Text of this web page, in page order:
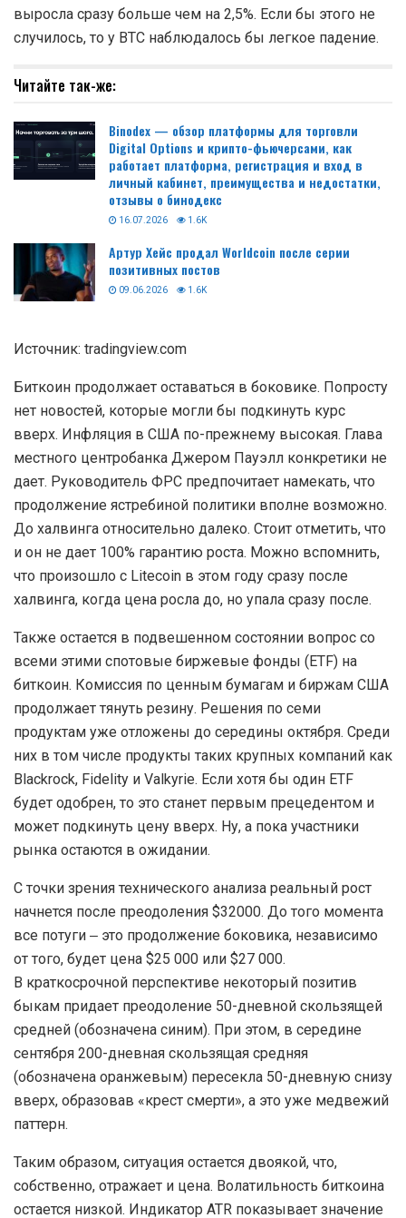
выросла сразу больше чем на 2,5%. Если бы этого не
случилось, то у BTC наблюдалось бы легкое падение.
Читайте так-же:
Binodex — обзор платформы для торговли
Digital Options и крипто-фьючерсами, как
работает платформа, регистрация и вход в
личный кабинет, преимущества и недостатки,
отзывы о бинодекс
16.07.2026 1.6K
Артур Хейс продал Worldcoin после серии
позитивных постов
09.06.2026 1.6K
Источник: tradingview.com
Биткоин продолжает оставаться в боковике. Попросту
нет новостей, которые могли бы подкинуть курс
вверх. Инфляция в США по-прежнему высокая. Глава
местного центробанка Джером Пауэлл конкретики не
дает. Руководитель ФРС предпочитает намекать, что
продолжение ястребиной политики вполне возможно.
До халвинга относительно далеко. Стоит отметить, что
и он не дает 100% гарантию роста. Можно вспомнить,
что произошло с Litecoin в этом году сразу после
халвинга, когда цена росла до, но упала сразу после.
Также остается в подвешенном состоянии вопрос со
всеми этими спотовые биржевые фонды (ETF) на
биткоин. Комиссия по ценным бумагам и биржам США
продолжает тянуть резину. Решения по семи
продуктам уже отложены до середины октября. Среди
них в том числе продукты таких крупных компаний как
Blackrock, Fidelity и Valkyrie. Если хотя бы один ETF
будет одобрен, то это станет первым прецедентом и
может подкинуть цену вверх. Ну, а пока участники
рынка остаются в ожидании.
С точки зрения технического анализа реальный рост
начнется после преодоления $32000. До того момента
все потуги ‒ это продолжение боковика, независимо
от того, будет цена $25 000 или $27 000.
В краткосрочной перспективе некоторый позитив
быкам придает преодоление 50-дневной скользящей
средней (обозначена синим). При этом, в середине
сентября 200-дневная скользящая средняя
(обозначена оранжевым) пересекла 50-дневную снизу
вверх, образовав «крест смерти», а это уже медвежий
паттерн.
Таким образом, ситуация остается двоякой, что,
собственно, отражает и цена. Волатильность биткоина
остается низкой. Индикатор ATR показывает значение